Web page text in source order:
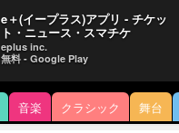
音楽 クラシック 舞台
e＋(イープラス)アプリ - チケッ
ト・ニュース・スマチケ
eplus inc.
無料 - Google Play